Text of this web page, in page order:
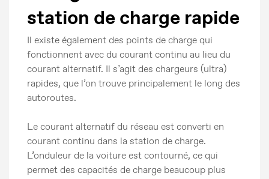
Communiqués de presse
station de charge rapide
Il existe également des points de charge qui
fonctionnent avec du courant continu au lieu du
courant alternatif. Il s’agit des chargeurs (ultra)
rapides, que l’on trouve principalement le long des
autoroutes.
Le courant alternatif du réseau est converti en
courant continu dans la station de charge.
L’onduleur de la voiture est contourné, ce qui
permet des capacités de charge beaucoup plus